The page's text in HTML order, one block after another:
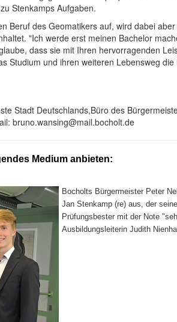
Stenkamps Aufgaben.
Beruf des Geomatikers auf, wird dabei
"Ich werde erst meinen Bachelor
dass sie mit Ihren hervorragenden
Studium und ihren weiteren Lebensweg
Stadt Deutschlands,Büro des
bruno.wansing@mail.bocholt.de
Medium anbieten:
Bocholts Bürgermeister Peter
Jan Stenkamp (re) aus, der
Prüfungsbester mit der Note
Ausbildungsleiterin Judith